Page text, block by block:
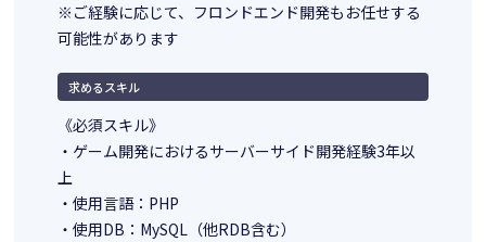
※ご経験に応じて、フロンドエンド開発もお任せする
可能性があります
求めるスキル
《必須スキル》
・ゲーム開発におけるサーバーサイド開発経験3年以
上
・使用言語：PHP
・使用DB：MySQL（他RDB含む）